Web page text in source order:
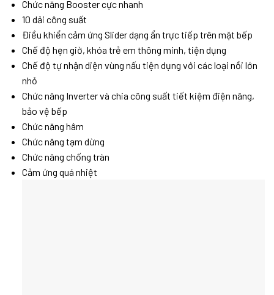
Chức năng Booster cực nhanh
10 dải công suất
Điều khiển cảm ứng Slider dạng ẩn trực tiếp trên mặt bếp
Chế độ hẹn giờ, khóa trẻ em thông minh, tiện dụng
Chế độ tự nhận diện vùng nấu tiện dụng với các loại nồi lớn
nhỏ
Chức năng Inverter và chia công suất tiết kiệm điện năng,
bảo vệ bếp
Chức năng hâm
Chức năng tạm dừng
Chức năng chống tràn
Cảm ứng quá nhiệt